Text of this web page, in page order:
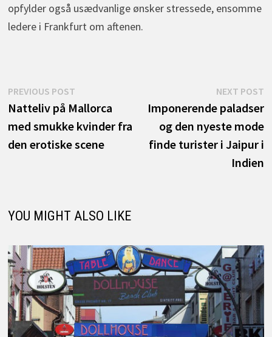
opfylder også usædvanlige ønsker stressede, ensomme
ledere i Frankfurt om aftenen.
Indlægsnavigation
PREVIOUS POSTPrevious
post:
Natteliv på Mallorca
med smukke kvinder fra
den erotiske scene
NEXT POST
Imponerende paladser
og den nyeste mode
finde turister i Jaipur i
Indien
YOU MIGHT ALSO LIKE